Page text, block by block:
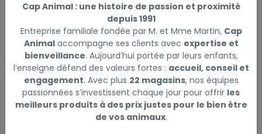
Distributeur automatique d'eau Bubble Stream, 3 l/ø
25 × 16 cm, bleu/blancLire la suite
Ce produit n'est plus disponible
Laisser un avis
Cap Animal : une histoire de passion et proximité
depuis 1991
Entreprise familiale fondée par M. et Mme Martin, Cap
Animalaccompagne ses clients avec expertise et
bienveillance. Aujourd’hui portée par leurs enfants,
l’enseigne défend des valeurs fortes : accueil, conseil et
engagement. Avec plus 22 magasins, nos équipes
passionnées s’investissent chaque jour pour offrir les
meilleurs produits à des prix justes pour le bien être
de vos animaux.